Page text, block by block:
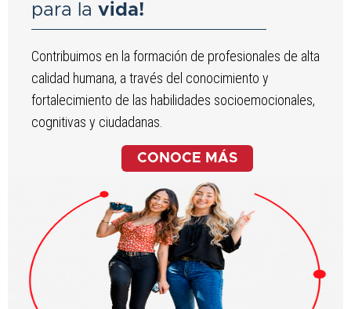
para la vida!
Contribuimos en la formación de profesionales de alta
calidad humana, a través del conocimiento y
fortalecimiento de las habilidades socioemocionales,
cognitivas y ciudadanas.
CONOCE MÁS